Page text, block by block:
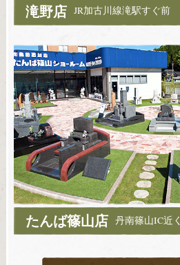
滝野店 JR加古川線滝駅すぐ前
たんば篠山店 丹南篠山IC近く